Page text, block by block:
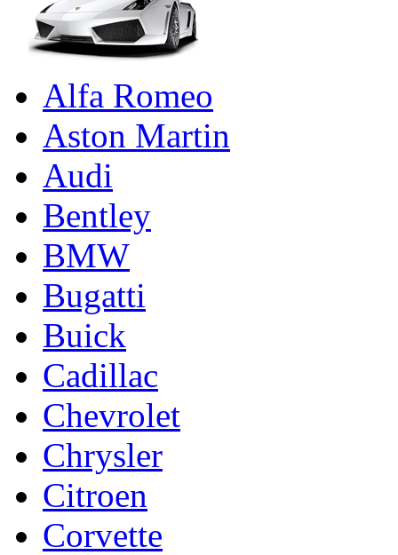
Alfa Romeo
Aston Martin
Audi
Bentley
BMW
Bugatti
Buick
Cadillac
Chevrolet
Chrysler
Citroen
Corvette